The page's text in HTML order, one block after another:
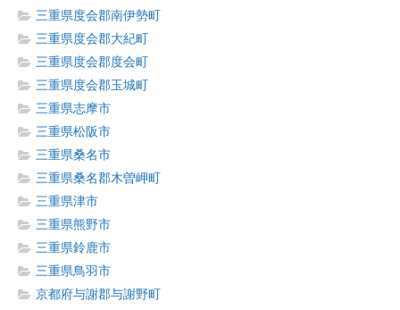
三重県度会郡南伊勢町
三重県度会郡大紀町
三重県度会郡度会町
三重県度会郡玉城町
三重県志摩市
三重県松阪市
三重県桑名市
三重県桑名郡木曽岬町
三重県津市
三重県熊野市
三重県鈴鹿市
三重県鳥羽市
京都府与謝郡与謝野町